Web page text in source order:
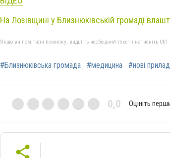
На Лозівщині у Близнюківській громаді
Якщо ви помітили помилку, виділіть необхідний текст і натисніть
#Близнюківська громада #медицина #нові
0,0 Оцініть